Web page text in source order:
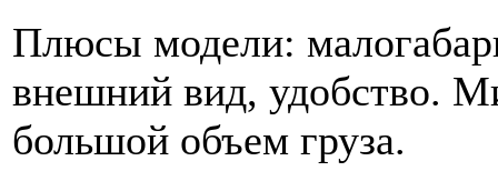
Плюсы модели:
внешний вид, удобство.
большой объем груза.